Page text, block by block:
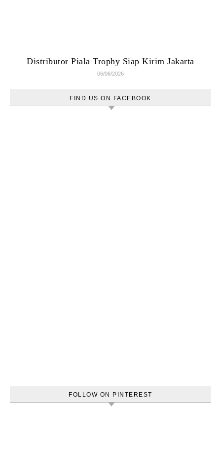
Distributor Piala Trophy Siap Kirim Jakarta
06/06/2026
FIND US ON FACEBOOK
FOLLOW ON PINTEREST